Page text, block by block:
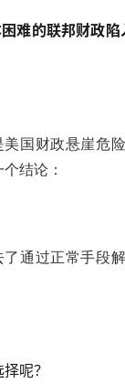
难的联邦财政
国财政悬崖危
结论：
通过正常手段
呢？